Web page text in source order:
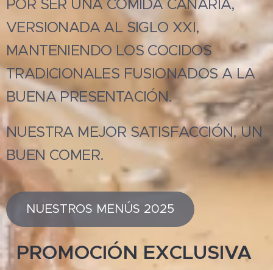
POR SER UNA COMIDA CANARIA,
VERSIONADA AL SIGLO XXI,
MANTENIENDO LOS COCIDOS
TRADICIONALES FUSIONADOS A LA
BUENA PRESENTACIÓN.
NUESTRA MEJOR SATISFACCIÓN, UN
BUEN COMER.
NUESTROS MENÚS 2025
PROMOCIÓN EXCLUSIVA